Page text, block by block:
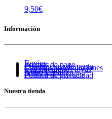
9,50€
Información
Envíos
Formas de pago
Condiciones de venta
Cambios y devoluciones
Cuidado de tus joyas
Guía de tallas
Aviso Legal
Política de cookies
Política de privacidad
Nuestra tienda